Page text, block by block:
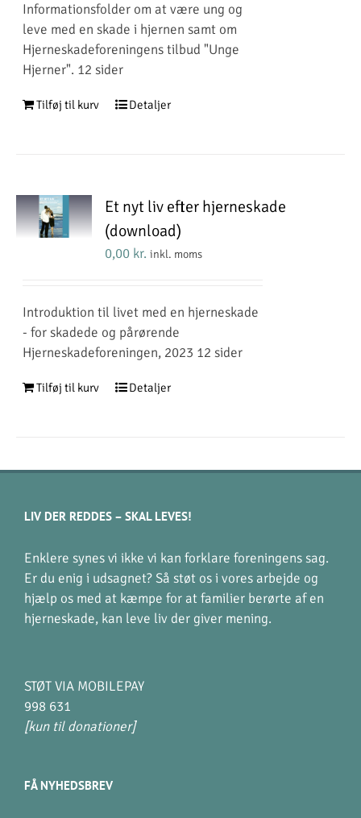
Informationsfolder om at være ung og
leve med en skade i hjernen samt om
Hjerneskadeforeningens tilbud "Unge
Hjerner". 12 sider
Tilføj til kurv Detaljer
Et nyt liv efter hjerneskade
(download)
0,00 kr. inkl. moms
Introduktion til livet med en hjerneskade
- for skadede og pårørende
Hjerneskadeforeningen, 2023 12 sider
Tilføj til kurv Detaljer
LIV DER REDDES – SKAL LEVES!
Enklere synes vi ikke vi kan forklare foreningens sag.
Er du enig i udsagnet? Så støt os i vores arbejde og
hjælp os med at kæmpe for at familier berørte af en
hjerneskade, kan leve liv der giver mening.
STØT VIA MOBILEPAY
998 631
[kun til donationer]
FÅ NYHEDSBREV